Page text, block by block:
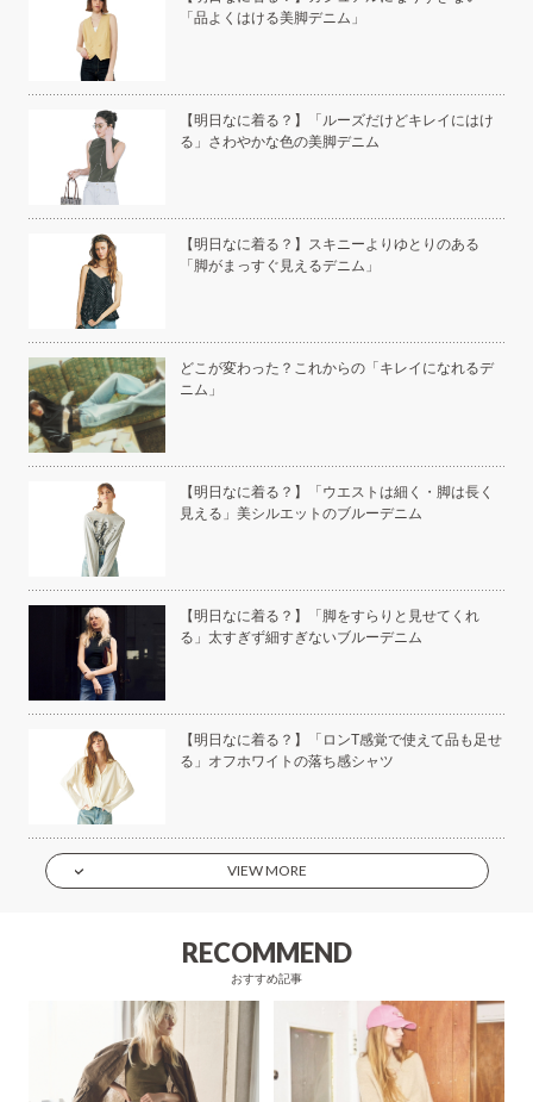
「品よくはける美脚デニム」
【明日なに着る？】「ルーズだけどキレイにはけ
る」さわやかな色の美脚デニム
【明日なに着る？】スキニーよりゆとりのある
「脚がまっすぐ見えるデニム」
どこが変わった？これからの「キレイになれるデ
ニム」
【明日なに着る？】「ウエストは細く・脚は長く
見える」美シルエットのブルーデニム
【明日なに着る？】「脚をすらりと見せてくれ
る」太すぎず細すぎないブルーデニム
【明日なに着る？】「ロンT感覚で使えて品も足せ
る」オフホワイトの落ち感シャツ
VIEW MORE
RECOMMEND
おすすめ記事